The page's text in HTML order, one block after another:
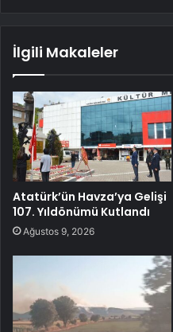
İlgili Makaleler
Atatürk’ün Havza’ya Gelişi
107. Yıldönümü Kutlandı
Ağustos 9, 2026